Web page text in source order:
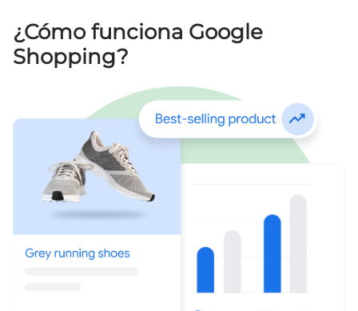
¿Cómo funciona Google
Shopping?